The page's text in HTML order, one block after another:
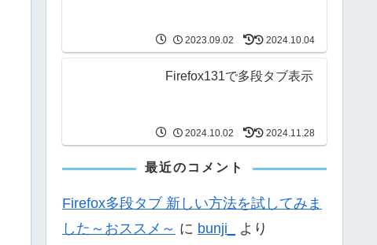
2023.09.02 2024.10.04
Firefox131で多段タブ表示
2024.10.02 2024.11.28
最近のコメント
Firefox多段タブ 新しい方法を試してみま
した～おススメ～ に bunji_ より